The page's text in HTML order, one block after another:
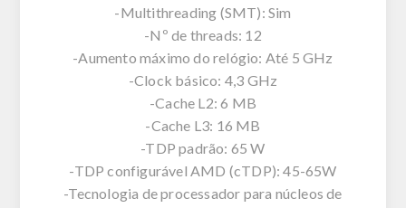
-Multithreading (SMT): Sim
-Nº de threads: 12
-Aumento máximo do relógio: Até 5 GHz
-Clock básico: 4,3 GHz
-Cache L2: 6 MB
-Cache L3: 16 MB
-TDP padrão: 65 W
-TDP configurável AMD (cTDP): 45-65W
-Tecnologia de processador para núcleos de